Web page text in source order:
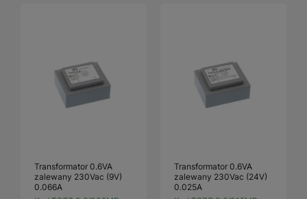
Transformator 0.6VA
zalewany 230Vac (9V)
0.066A
Transformator 0.6VA
zalewany 230Vac (24V)
0.025A